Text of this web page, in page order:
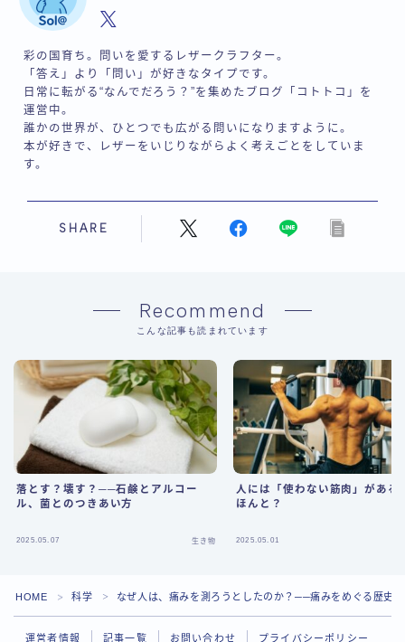
彩の国育ち。問いを愛するレザークラフター。
「答え」より「問い」が好きなタイプです。
日常に転がる“なんでだろう？”を集めたブログ「コトトコ」を
運営中。
誰かの世界が、ひとつでも広がる問いになりますように。
本が好きで、レザーをいじりながらよく考えごとをしていま
す。
SHARE
Recommend
こんな記事も読まれています
落とす？壊す？──石鹸とアルコー
ル、菌とのつきあい方
2025.05.07 生き物
人には「使わない筋肉」がある
ほんと？
2025.05.01
HOME ＞ 科学 ＞ なぜ人は、痛みを測ろうとしたのか？──痛みをめぐる歴史
運営者情報 記事一覧 お問い合わせ プライバシーポリシー